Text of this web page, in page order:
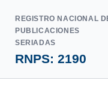
REGISTRO NACIONAL
PUBLICACIONES
SERIADAS
RNPS: 2190